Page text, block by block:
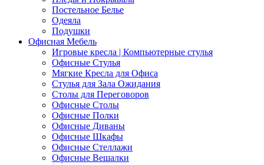
Постельное Белье
Одеяла
Подушки
Офисная Мебель
Игровые кресла | Компьютерные стулья
Офисные Стулья
Мягкие Кресла для Офиса
Стулья для Зала Ожидания
Столы для Переговоров
Офисные Столы
Офисные Полки
Офисные Диваны
Офисные Шкафы
Офисные Стеллажи
Офисные Вешалки